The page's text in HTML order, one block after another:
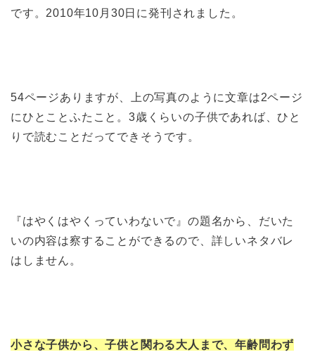
です。2010年10月30日に発刊されました。
54ページありますが、上の写真のように文章は2ページ
にひとことふたこと。3歳くらいの子供であれば、ひと
りで読むことだってできそうです。
『はやくはやくっていわないで』の題名から、だいた
いの内容は察することができるので、詳しいネタバレ
はしません。
小さな子供から、子供と関わる大人まで、年齢問わず